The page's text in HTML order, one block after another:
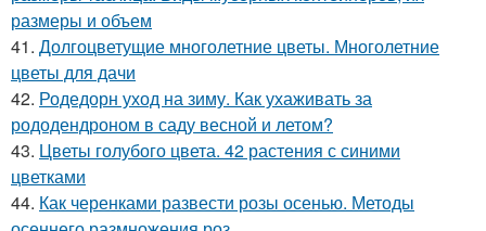
размеры и объем
41. Долгоцветущие многолетние цветы. Многолетние
цветы для дачи
42. Родедорн уход на зиму. Как ухаживать за
рододендроном в саду весной и летом?
43. Цветы голубого цвета. 42 растения с синими
цветками
44. Как черенками развести розы осенью. Методы